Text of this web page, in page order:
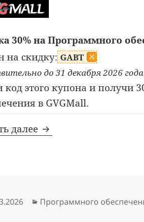
30% на Программного
на скидку: GABT
до 31 декабря 2026 года
код этого купона и получи
в GVGMall.
далее Промокод GVGMall
Рубрики
Программного